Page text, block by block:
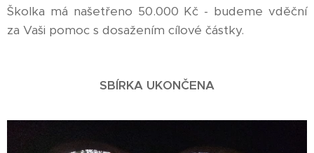
Školka má našetřeno 50.000 Kč - budeme vděční
za Vaši pomoc s dosažením cílové částky.
SBÍRKA UKONČENA